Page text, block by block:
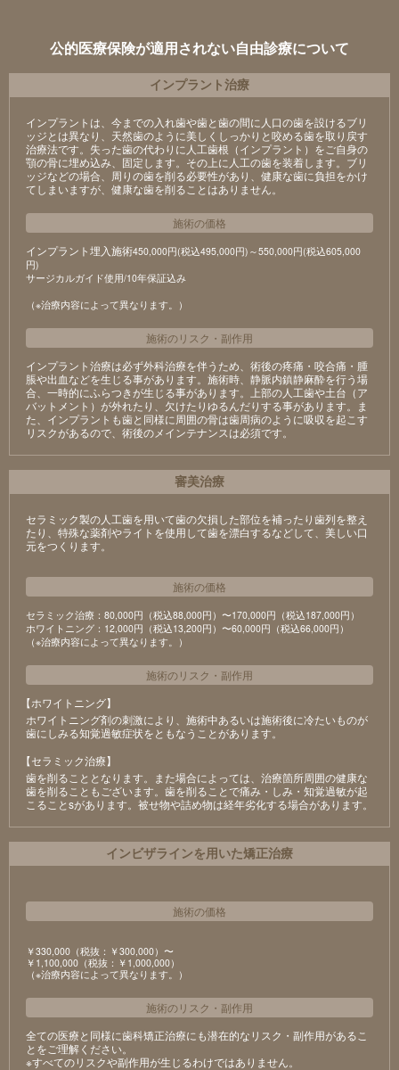
公的医療保険が適用されない自由診療について
インプラント治療
インプラントは、今までの入れ歯や歯と歯の間に人口の歯を設けるブリ
ッジとは異なり、天然歯のように美しくしっかりと咬める歯を取り戻す
治療法です。失った歯の代わりに人工歯根（インプラント）をご自身の
顎の骨に埋め込み、固定します。その上に人工の歯を装着します。ブリ
ッジなどの場合、周りの歯を削る必要性があり、健康な歯に負担をかけ
てしまいますが、健康な歯を削ることはありません。
施術の価格
インプラント埋入施術450,000円(税込495,000円)～550,000円(税込605,000
円)
サージカルガイド使用/10年保証込み
（※治療内容によって異なります。）
施術のリスク ・ 副作用
インプラント治療は必ず外科治療を伴うため、術後の疼痛・咬合痛・腫
脹や出血などを生じる事があります。施術時、静脈内鎮静麻酔を行う場
合、一時的にふらつきが生じる事があります。上部の人工歯や土台（ア
バットメント）が外れたり、欠けたりゆるんだりする事があります。ま
た、インプラントも歯と同様に周囲の骨は歯周病のように吸収を起こす
リスクがあるので、術後のメインテナンスは必須です。
審美治療
セラミック製の⼈⼯⻭を⽤いて⻭の⽋損した部位を補ったり⻭列を整え
たり、特殊な薬剤やライトを使⽤して⻭を漂⽩するなどして、美しい⼝
元をつくります。
施術の価格
セラミック治療：80,000円（税込88,000円）〜170,000円（税込187,000円）
ホワイトニング：12,000円（税込13,200円）〜60,000円（税込66,000円）
（※治療内容によって異なります。）
施術のリスク ・ 副作用
【ホワイトニング】
ホワイトニング剤の刺激により、施術中あるいは施術後に冷たいものが
⻭にしみる知覚過敏症状をともなうことがあります。
【セラミック治療】
⻭を削ることとなります。また場合によっては、治療箇所周囲の健康な
⻭を削ることもございます。⻭を削ることで痛み・しみ・知覚過敏が起
こることsがあります。被せ物や詰め物は経年劣化する場合があります。
インビザラインを用いた矯正治療
施術の価格
￥330,000（税抜：￥300,000）〜
￥1,100,000（税抜：￥1,000,000）
（※治療内容によって異なります。）
施術のリスク ・ 副作用
全ての医療と同様に歯科矯正治療にも潜在的なリスク・副作用があるこ
とをご理解ください。
※すべてのリスクや副作用が生じるわけではありません。